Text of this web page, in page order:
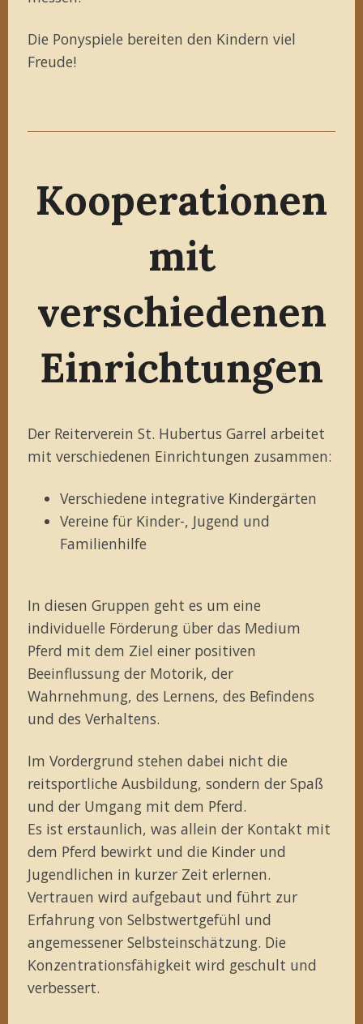
Die Ponyspiele bereiten den Kindern viel
Freude!
Kooperationen
mit
verschiedenen
Einrichtungen
Der Reiterverein St. Hubertus Garrel arbeitet
mit verschiedenen Einrichtungen zusammen:
Verschiedene integrative Kindergärten
Vereine für Kinder-, Jugend und
Familienhilfe
In diesen Gruppen geht es um eine
individuelle Förderung über das Medium
Pferd mit dem Ziel einer positiven
Beeinflussung der Motorik, der
Wahrnehmung, des Lernens, des Befindens
und des Verhaltens.
Im Vordergrund stehen dabei nicht die
reitsportliche Ausbildung, sondern der Spaß
und der Umgang mit dem Pferd.
Es ist erstaunlich, was allein der Kontakt mit
dem Pferd bewirkt und die Kinder und
Jugendlichen in kurzer Zeit erlernen.
Vertrauen wird aufgebaut und führt zur
Erfahrung von Selbstwertgefühl und
angemessener Selbsteinschätzung. Die
Konzentrationsfähigkeit wird geschult und
verbessert.